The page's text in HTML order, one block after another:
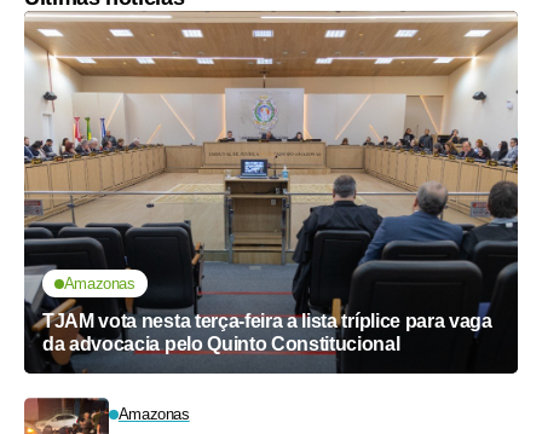
Amazonas
TJAM vota nesta terça-feira a lista tríplice para vaga
da advocacia pelo Quinto Constitucional
Amazonas